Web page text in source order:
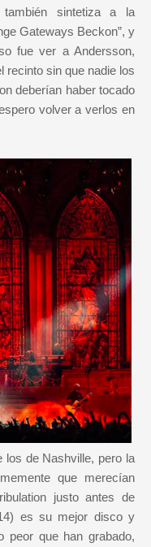
sintetiza a la
Gateways Beckon”, y
fue ver a Andersson,
recinto sin que nadie los
deberían haber tocado
volver a verlos en
los de Nashville, pero la
que merecían
justo antes de
es su mejor disco y
peor que han grabado,